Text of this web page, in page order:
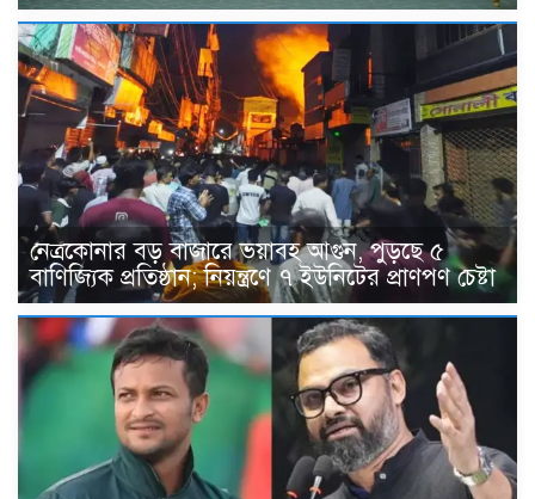
নেত্রকোনার বড় বাজারে ভয়াবহ আগুন, পুড়ছে ৫
বাণিজ্যিক প্রতিষ্ঠান; নিয়ন্ত্রণে ৭ ইউনিটের প্রাণপণ চেষ্টা